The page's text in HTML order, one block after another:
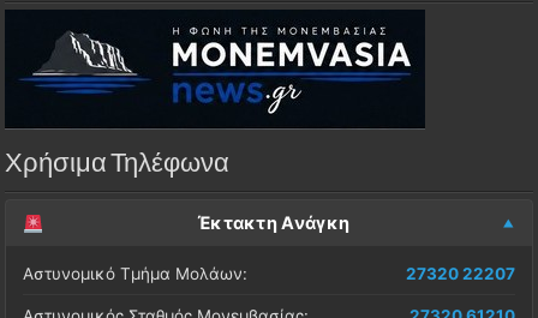
Χρήσιμα Τηλέφωνα
Έκτακτη Ανάγκη
Αστυνομικό Τμήμα Μολάων: 27320 22207